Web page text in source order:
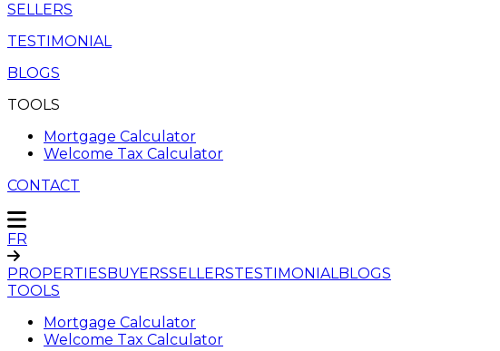
SELLERS
TESTIMONIAL
BLOGS
TOOLS
Mortgage Calculator
Welcome Tax Calculator
CONTACT
FR
PROPERTIESBUYERSSELLERSTESTIMONIALBLOGS
TOOLS
Mortgage Calculator
Welcome Tax Calculator